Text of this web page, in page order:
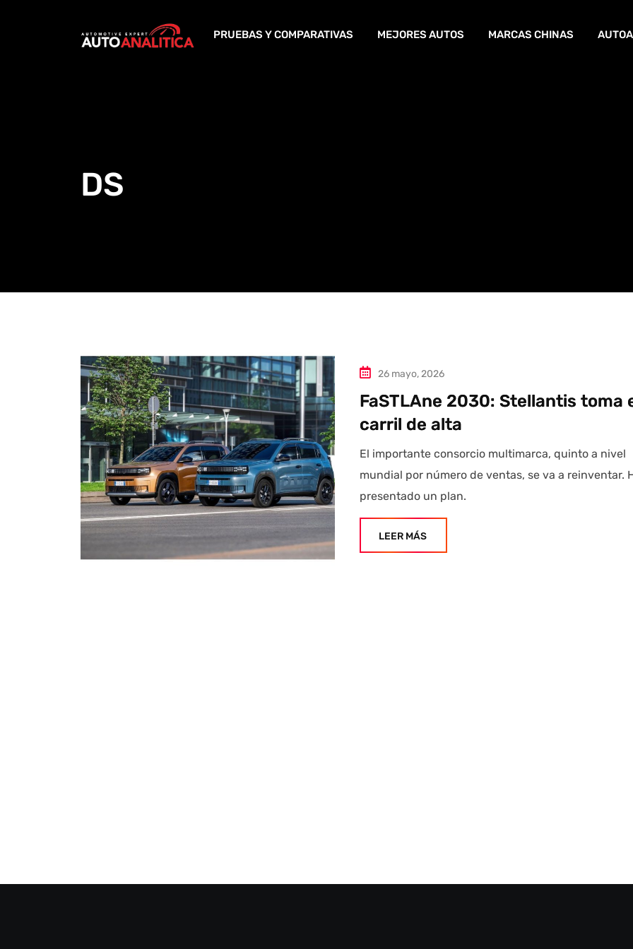
PRUEBAS Y COMPARATIVAS MEJORES AUTOS MARCAS CHINAS
DS
26 mayo, 2026
FaSTLAne 2030: Stellantis toma
carril de alta
El importante consorcio multimarca, quinto a nivel
mundial por número de ventas, se va a reinventar.
presentado un plan.
LEER MÁS